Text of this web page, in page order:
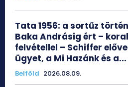
Tata 1956: a sortűz
Baka Andrásig ért –
felvétellel – Schiffer
ügyet, a Mi Hazánk és a...
Belföld 2026.08.09.